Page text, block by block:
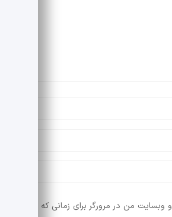
وبسایت من در مرورگر برای زمانی که